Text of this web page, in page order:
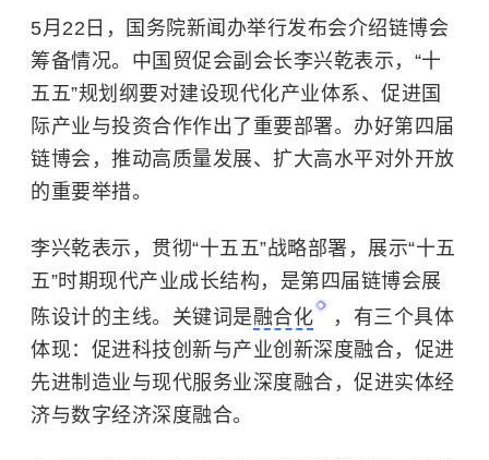
5月22日，国务院新闻办举行发布会介绍链博会
筹备情况。中国贸促会副会长李兴乾表示，“十
五五”规划纲要对建设现代化产业体系、促进国
际产业与投资合作作出了重要部署。办好第四届
链博会，推动高质量发展、扩大高水平对外开放
的重要举措。
李兴乾表示，贯彻“十五五”战略部署，展示“十五
五”时期现代产业成长结构，是第四届链博会展
陈设计的主线。关键词是融合化
，有三个具体
体现：促进科技创新与产业创新深度融合，促进
先进制造业与现代服务业深度融合，促进实体经
济与数字经济深度融合。